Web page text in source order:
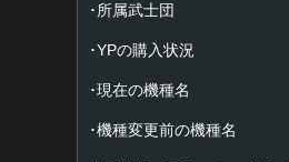
･所属武士団
･YPの購入状況
･現在の機種名
･機種変更前の機種名